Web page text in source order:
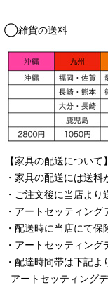
◯雑貨の送料
【家具の配送について】
・家具の配送には送料
・ご注文後に当店より
・ アートセッティング
・配送時に当店にて保
・ アートセッティング
・配達時間帯は下記よ
アートセッティング